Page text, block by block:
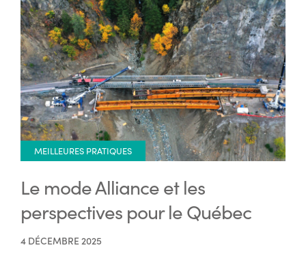
MEILLEURES PRATIQUES
Le mode Alliance et les
perspectives pour le Québec
4 DÉCEMBRE 2025